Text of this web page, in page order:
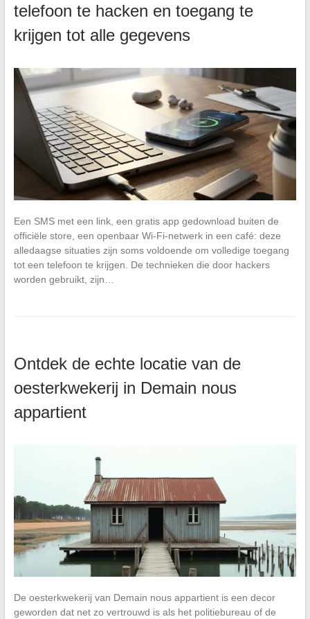
telefoon te hacken en toegang te
krijgen tot alle gegevens
Een SMS met een link, een gratis app gedownload buiten de
officiële store, een openbaar Wi-Fi-netwerk in een café: deze
alledaagse situaties zijn soms voldoende om volledige toegang
tot een telefoon te krijgen. De technieken die door hackers
worden gebruikt, zijn…
Ontdek de echte locatie van de
oesterkwekerij in Demain nous
appartient
De oesterkwekerij van Demain nous appartient is een decor
geworden dat net zo vertrouwd is als het politiebureau of de